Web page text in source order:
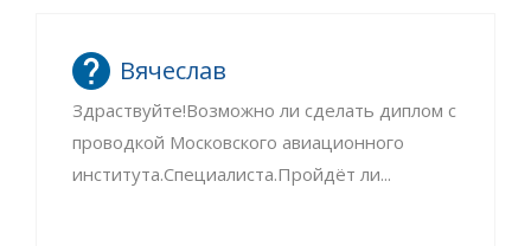
Вячеслав
Здраствуйте!Возможно ли сделать диплом с
проводкой Московского авиационного
института.Специалиста.Пройдёт ли...